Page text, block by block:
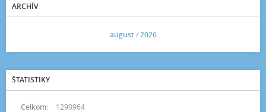
ARCHÍV
august/2026
ŠTATISTIKY
Celkom:
1290964